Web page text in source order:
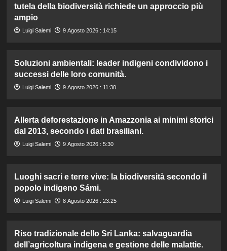
tutela della biodiversità richiede un approccio più
ampio
Luigi Salemi 9 Agosto 2026 : 14:15
Soluzioni ambientali: leader indigeni condividono i
successi delle loro comunità.
Luigi Salemi 9 Agosto 2026 : 11:30
Allerta deforestazione in Amazzonia ai minimi storici
dal 2013, secondo i dati brasiliani.
Luigi Salemi 9 Agosto 2026 : 5:30
Luoghi sacri e terre vive: la biodiversità secondo il
popolo indigeno Sámi.
Luigi Salemi 8 Agosto 2026 : 23:25
Riso tradizionale dello Sri Lanka: salvaguardia
dell’agricoltura indigena e gestione delle malattie.